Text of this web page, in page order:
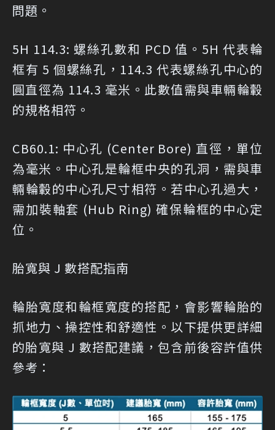
問題。
5H 114.3: 螺絲孔數和 PCD 值。5H 代表輪
框有 5 個螺絲孔，114.3 代表螺絲孔中心的
圓直徑為 114.3 毫米。此數值需與車輛輪轂
的規格相符。
CB60.1: 中心孔 (Center Bore) 直徑，單位
為毫米。中心孔是輪框中央的孔洞，需與車
輛輪轂的中心孔尺寸相符。若中心孔過大，
需加裝軸套 (Hub Ring) 確保輪框的中心定
位。
胎寬與 J 數搭配指南
輪胎寬度和輪框寬度的搭配，會影響輪胎的
抓地力、操控性和舒適性。以下提供更詳細
的胎寬與 J 數搭配建議，包含前後容許值供
參考：